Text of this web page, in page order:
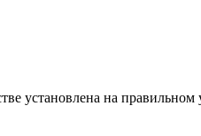
установлена на